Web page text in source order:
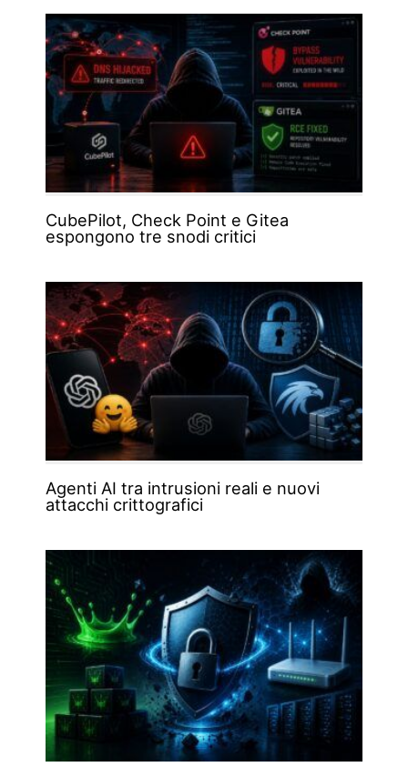
CubePilot, Check Point e Gitea
espongono tre snodi critici
Agenti AI tra intrusioni reali e nuovi
attacchi crittografici